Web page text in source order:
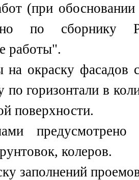
(при
по
работы".
окраску фасадов
по горизонтали в
поверхности.
предусмотрено
колеров.
заполнений